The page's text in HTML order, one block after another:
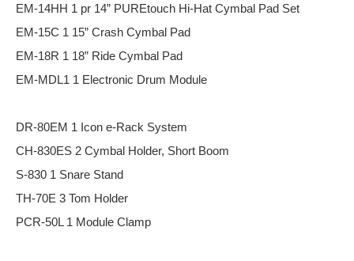
EM-14HH 1 pr 14” PUREtouch Hi-Hat Cymbal Pad Set
EM-15C 1 15” Crash Cymbal Pad
EM-18R 1 18” Ride Cymbal Pad
EM-MDL1 1 Electronic Drum Module
DR-80EM 1 Icon e-Rack System
CH-830ES 2 Cymbal Holder, Short Boom
S-830 1 Snare Stand
TH-70E 3 Tom Holder
PCR-50L 1 Module Clamp